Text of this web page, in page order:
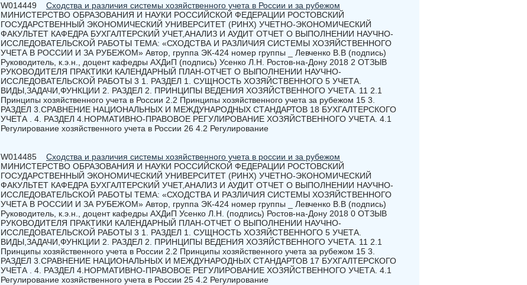
W014449 Сходства и различия системы хозяйственного учета в России и за рубежом
МИНИСТЕРСТВО ОБРАЗОВАНИЯ И НАУКИ РОССИЙСКОЙ ФЕДЕРАЦИИ РОСТОВСКИЙ
ГОСУДАРСТВЕННЫЙ ЭКОНОМИЧЕСКИЙ УНИВЕРСИТЕТ (РИНХ) УЧЕТНО-ЭКОНОМИЧЕСКИЙ
ФАКУЛЬТЕТ КАФЕДРА БУХГАЛТЕРСКИЙ УЧЕТ,АНАЛИЗ И АУДИТ ОТЧЕТ О ВЫПОЛНЕНИИ НАУЧНО-
ИССЛЕДОВАТЕЛЬСКОЙ РАБОТЫ ТЕМА: «СХОДСТВА И РАЗЛИЧИЯ СИСТЕМЫ ХОЗЯЙСТВЕННОГО
УЧЕТА В РОССИИ И ЗА РУБЕЖОМ» Автор, группа ЭК-424 номер группы _ Левченко В.В (подпись)
Руководитель, к.э.н., доцент кафедры АХДиП (подпись) Усенко Л.Н. Ростов-на-Дону 2018 2 ОТЗЫВ
РУКОВОДИТЕЛЯ ПРАКТИКИ КАЛЕНДАРНЫЙ ПЛАН-ОТЧЕТ О ВЫПОЛНЕНИИ НАУЧНО-
ИССЛЕДОВАТЕЛЬСКОЙ РАБОТЫ 3 1. РАЗДЕЛ 1. СУЩНОСТЬ ХОЗЯЙСТВЕННОГО 5 УЧЕТА.
ВИДЫ,ЗАДАЧИ,ФУНКЦИИ 2. РАЗДЕЛ 2. ПРИНЦИПЫ ВЕДЕНИЯ ХОЗЯЙСТВЕННОГО УЧЕТА. 11 2.1
Принципы хозяйственного учета в России 2.2 Принципы хозяйственного учета за рубежом 15 3.
РАЗДЕЛ 3.СРАВНЕНИЕ НАЦИОНАЛЬНЫХ И МЕЖДУНАРОДНЫХ СТАНДАРТОВ 18 БУХГАЛТЕРСКОГО
УЧЕТА . 4. РАЗДЕЛ 4.НОРМАТИВНО-ПРАВОВОЕ РЕГУЛИРОВАНИЕ ХОЗЯЙСТВЕННОГО УЧЕТА. 4.1
Регулирование хозяйственного учета в России 26 4.2 Регулирование
W014485 Сходства и различия системы хозяйственного учета в россии и за рубежом
МИНИСТЕРСТВО ОБРАЗОВАНИЯ И НАУКИ РОССИЙСКОЙ ФЕДЕРАЦИИ РОСТОВСКИЙ
ГОСУДАРСТВЕННЫЙ ЭКОНОМИЧЕСКИЙ УНИВЕРСИТЕТ (РИНХ) УЧЕТНО-ЭКОНОМИЧЕСКИЙ
ФАКУЛЬТЕТ КАФЕДРА БУХГАЛТЕРСКИЙ УЧЕТ,АНАЛИЗ И АУДИТ ОТЧЕТ О ВЫПОЛНЕНИИ НАУЧНО-
ИССЛЕДОВАТЕЛЬСКОЙ РАБОТЫ ТЕМА: «СХОДСТВА И РАЗЛИЧИЯ СИСТЕМЫ ХОЗЯЙСТВЕННОГО
УЧЕТА В РОССИИ И ЗА РУБЕЖОМ» Автор, группа ЭК-424 номер группы _ Левченко В.В (подпись)
Руководитель, к.э.н., доцент кафедры АХДиП Усенко Л.Н. (подпись) Ростов-на-Дону 2018 0 ОТЗЫВ
РУКОВОДИТЕЛЯ ПРАКТИКИ КАЛЕНДАРНЫЙ ПЛАН-ОТЧЕТ О ВЫПОЛНЕНИИ НАУЧНО-
ИССЛЕДОВАТЕЛЬСКОЙ РАБОТЫ 3 1. РАЗДЕЛ 1. СУЩНОСТЬ ХОЗЯЙСТВЕННОГО 5 УЧЕТА.
ВИДЫ,ЗАДАЧИ,ФУНКЦИИ 2. РАЗДЕЛ 2. ПРИНЦИПЫ ВЕДЕНИЯ ХОЗЯЙСТВЕННОГО УЧЕТА. 11 2.1
Принципы хозяйственного учета в России 2.2 Принципы хозяйственного учета за рубежом 15 3.
РАЗДЕЛ 3.СРАВНЕНИЕ НАЦИОНАЛЬНЫХ И МЕЖДУНАРОДНЫХ СТАНДАРТОВ 17 БУХГАЛТЕРСКОГО
УЧЕТА . 4. РАЗДЕЛ 4.НОРМАТИВНО-ПРАВОВОЕ РЕГУЛИРОВАНИЕ ХОЗЯЙСТВЕННОГО УЧЕТА. 4.1
Регулирование хозяйственного учета в России 25 4.2 Регулирование